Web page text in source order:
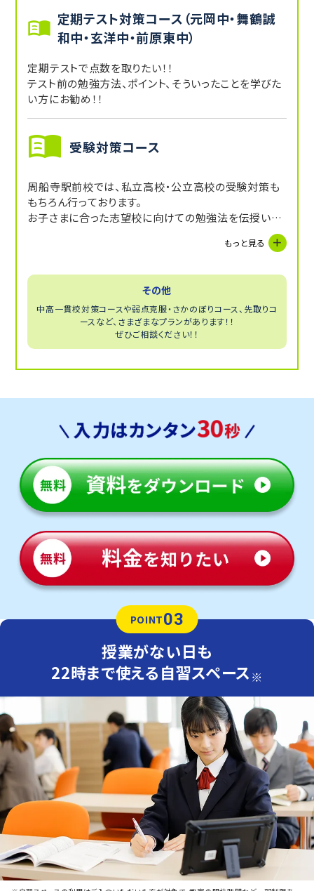
定期テスト対策コース（元岡中・舞鶴誠
和中・玄洋中・前原東中）
定期テストで点数を取りたい！！
テスト前の勉強方法、ポイント、そういったことを学びた
い方にお勧め！！
受験対策コース
周船寺駅前校では、私立高校・公立高校の受験対策も
もちろん行っております。
お子さまに合った志望校に向けての勉強法を伝授いた
もっと見る
その他
中高一貫校対策コースや弱点克服・さかのぼりコース、先取りコ
ースなど、さまざまなプランがあります！！
ぜひご相談ください！！
POINT03
授業がない日も
22時まで使える自習スペース ※